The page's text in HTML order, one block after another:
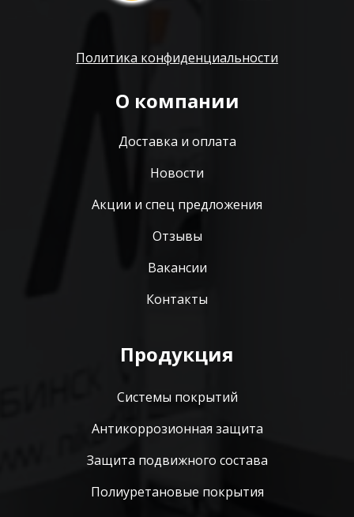
Политика конфиденциальности
О компании
Доставка и оплата
Новости
Акции и спец предложения
Отзывы
Вакансии
Контакты
Продукция
Системы покрытий
Антикоррозионная защита
Защита подвижного состава
Полиуретановые покрытия